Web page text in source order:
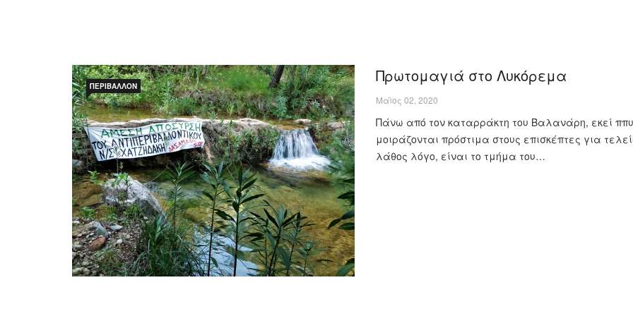
ΠΕΡΙΒΆΛΛΟΝ
Πρωτομαγιά στο Λυκόρεμα
Μαϊος 02, 2020
Πάνω από τον καταρράκτη του Βαλανάρη, εκεί ππυ
μοιράζονται πρόστιμα στους επισκέπτες για
λάθος λόγο, είναι το τμήμα του…